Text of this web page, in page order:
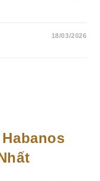
18/03/2026